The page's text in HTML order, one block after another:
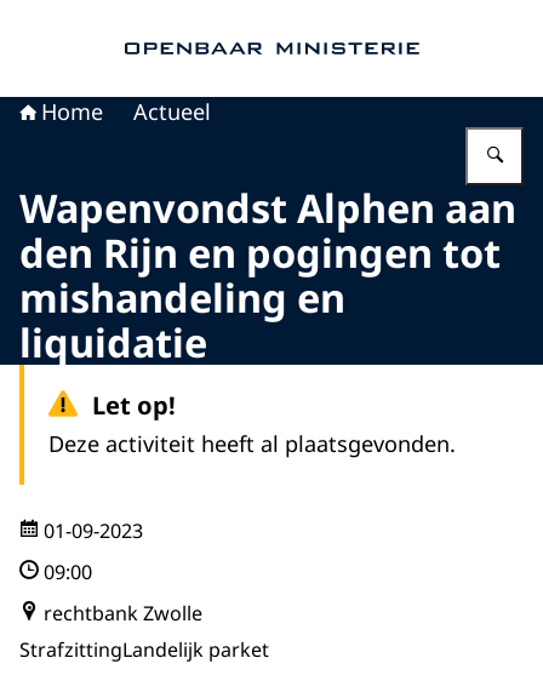
Home Actueel
Wapenvondst Alphen aan
den Rijn en pogingen tot
mishandeling en
liquidatie
Let op!
Deze activiteit heeft al plaatsgevonden.
01-09-2023
09:00
rechtbank Zwolle
StrafzittingLandelijk parket